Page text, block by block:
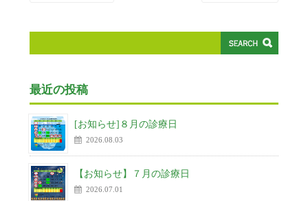
最近の投稿
[お知らせ]８月の診療日
2026.08.03
【お知らせ】７月の診療日
2026.07.01